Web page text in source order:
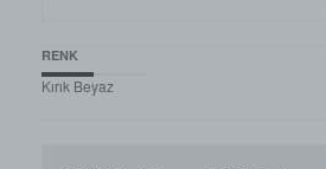
RENK
Kırık Beyaz